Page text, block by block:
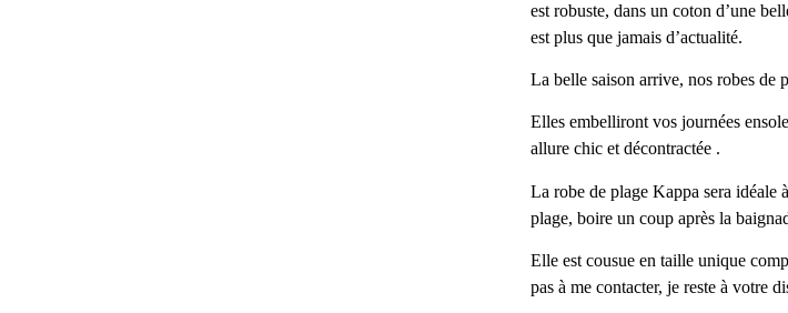
est robuste, dans un coton d’une
est plus que jamais d’actualité.
La belle saison arrive, nos robes de
Elles embelliront vos journées
allure chic et décontractée .
La robe de plage Kappa sera idéale
plage, boire un coup après la
Elle est cousue en taille unique
pas à me contacter, je reste à votre